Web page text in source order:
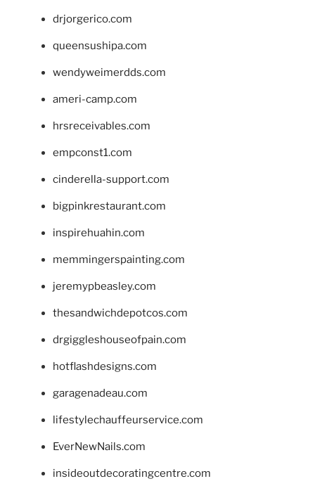
drjorgerico.com
queensushipa.com
wendyweimerdds.com
ameri-camp.com
hrsreceivables.com
empconst1.com
cinderella-support.com
bigpinkrestaurant.com
inspirehuahin.com
memmingerspainting.com
jeremypbeasley.com
thesandwichdepotcos.com
drgiggleshouseofpain.com
hotflashdesigns.com
garagenadeau.com
lifestylechauffeurservice.com
EverNewNails.com
insideoutdecoratingcentre.com